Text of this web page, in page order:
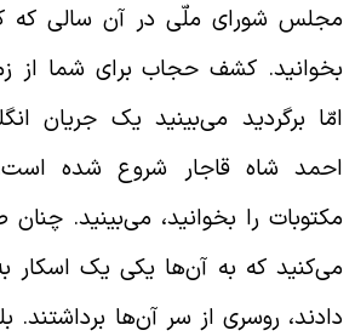
شورای ملّی در آن سالی که
کشف حجاب برای شما از
برگردید می‌بینید یک جریان
شاه قاجار شروع شده
را بخوانید، می‌بینید. چنان
که به آن‌ها یکی یک اسکار
روسری از سر آن‌ها برداشتند.